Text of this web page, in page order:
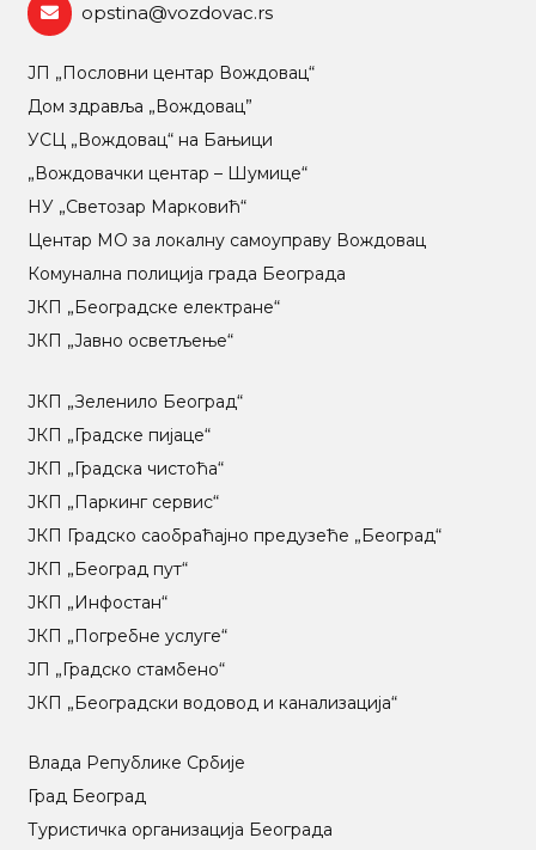
opstina@vozdovac.rs
ЈП „Пословни центар Вождовац“
Дом здравља „Вождовац”
УСЦ „Вождовац“ на Бањици
„Вождовачки центар – Шумице“
НУ „Светозар Марковић“
Центар МO за локалну самоуправу Вождовац
Комунална полиција града Београда
ЈКП „Београдске електране“
ЈКП „Јавно осветљење“
ЈКП „Зеленило Београд“
ЈКП „Градске пијаце“
ЈКП „Градска чистоћа“
ЈКП „Паркинг сервис“
ЈКП Градско саобраћајно предузеће „Београд“
ЈКП „Београд пут“
ЈКП „Инфостан“
ЈКП „Погребне услуге“
ЈП „Градско стамбено“
ЈКП „Београдски водовод и канализација“
Влада Републике Србије
Град Београд
Туристичка организација Београда